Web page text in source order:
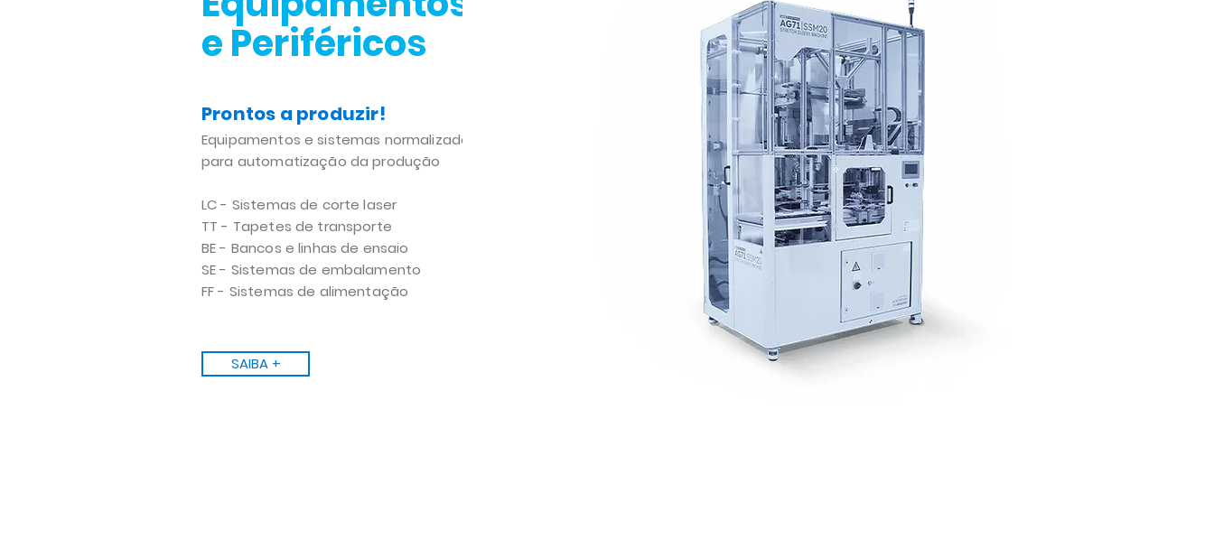
e Periféricos
Prontos a produzir!
Equipamentos e sistemas normalizados
para automatização da produção
LC - Sistemas de corte laser
TT - Tapetes de transporte
BE - Bancos e linhas de ensaio
SE - Sistemas de embalamento
FF - Sistemas de alimentação
SAIBA +